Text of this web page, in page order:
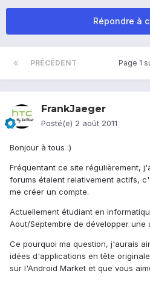
Répondre à
PRÉCÉDENT Page 1
FrankJaeger
Posté(e) 2 août 2011
Bonjour à tous :)
Fréquentant ce site régulièrement,
forums étaient relativement actifs,
me créer un compte.
Actuellement étudiant en
Aout/Septembre de développer une
Ce pourquoi ma question, j'aurais
idées d'applications en tête
sur l'Android Market et que vous